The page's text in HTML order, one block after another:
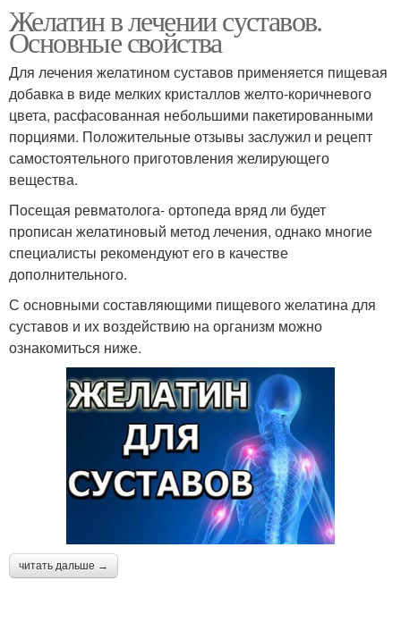
Желатин в лечении суставов.
Основные свойства
Для лечения желатином суставов применяется пищевая
добавка в виде мелких кристаллов желто-коричневого
цвета, расфасованная небольшими пакетированными
порциями. Положительные отзывы заслужил и рецепт
самостоятельного приготовления желирующего
вещества.
Посещая ревматолога- ортопеда вряд ли будет
прописан желатиновый метод лечения, однако многие
специалисты рекомендуют его в качестве
дополнительного.
С основными составляющими пищевого желатина для
суставов и их воздействию на организм можно
ознакомиться ниже.
читать дальше →